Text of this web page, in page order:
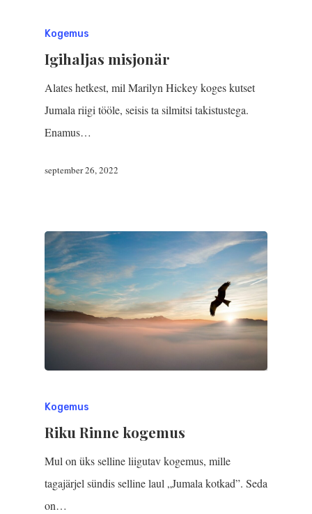
Kogemus
Igihaljas misjonär
Alates hetkest, mil Marilyn Hickey koges kutset
Jumala riigi tööle, seisis ta silmitsi takistustega.
Enamus…
september 26, 2022
Kogemus
Riku Rinne kogemus
Mul on üks selline liigutav kogemus, mille
tagajärjel sündis selline laul „Jumala kotkad”. Seda
on…